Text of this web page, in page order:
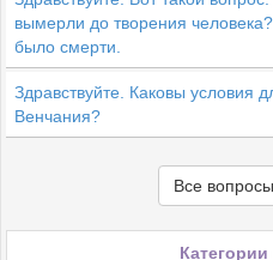
вымерли до творения
было смерти.
Здравствуйте. Каковы условия
Венчания?
Все